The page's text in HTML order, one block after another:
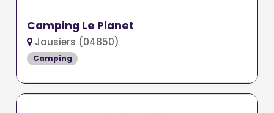
Camping Le Planet
Jausiers (04850)
Camping